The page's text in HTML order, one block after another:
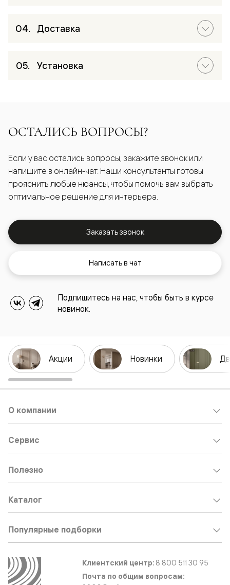
Доставка
Установка
ОСТАЛИСЬ ВОПРОСЫ?
Если у вас остались вопросы, закажите звонок или
напишите в онлайн-чат. Наши консультанты готовы
прояснить любые нюансы, чтобы помочь вам выбрать
оптимальное решение для интерьера.
Заказать звонок
Написать в чат
Подпишитесь на нас, чтобы быть в курсе
новинок.
Акции Новинки
О компании
Сервис
Полезно
Каталог
Популярные подборки
Клиентский центр: 8 800 511 30 95
Почта по общим вопросам: